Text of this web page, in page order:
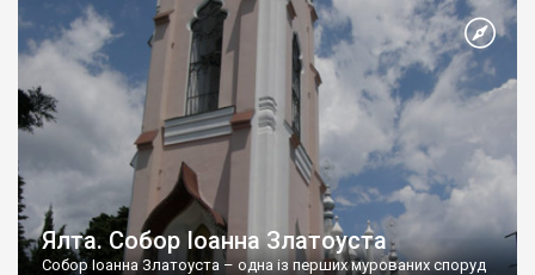
Ялта. Собор Іоанна Златоуста
Собор Іоанна Златоуста – одна із перших мурованих споруд